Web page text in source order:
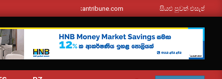
srilankantribune.com සියළු පුවත් එසැනින් ඔබ වෙත